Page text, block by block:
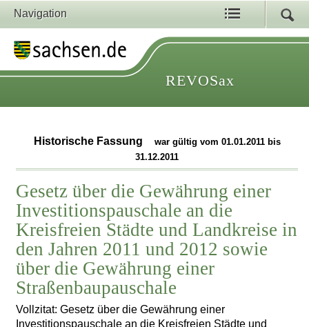
Navigation
REVOSax
Historische Fassung
war gültig vom 01.01.2011 bis
31.12.2011
Gesetz über die Gewährung einer
Investitionspauschale an die
Kreisfreien Städte und Landkreise in
den Jahren 2011 und 2012 sowie
über die Gewährung einer
Straßenbaupauschale
Vollzitat: Gesetz über die Gewährung einer
Investitionspauschale an die Kreisfreien Städte und